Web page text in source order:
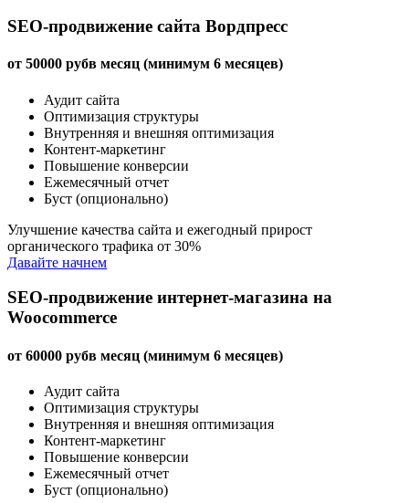
SEO-продвижение сайта Вордпресс
от 50000 рубв месяц (минимум 6 месяцев)
Аудит сайта
Оптимизация структуры
Внутренняя и внешняя оптимизация
Контент-маркетинг
Повышение конверсии
Ежемесячный отчет
Буст (опционально)
Улучшение качества сайта и ежегодный прирост
органического трафика от 30%
Давайте начнем
SEO-продвижение интернет-магазина на
Woocommerce
от 60000 рубв месяц (минимум 6 месяцев)
Аудит сайта
Оптимизация структуры
Внутренняя и внешняя оптимизация
Контент-маркетинг
Повышение конверсии
Ежемесячный отчет
Буст (опционально)